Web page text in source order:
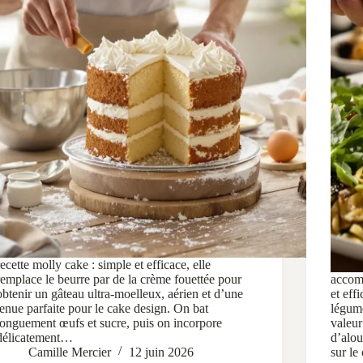
molly cake : simple et efficace, elle
le beurre par de la crème fouettée pour
un gâteau ultra-moelleux, aérien et d’une
parfaite pour le cake design. On bat
œufs et sucre, puis on incorpore
Camille Mercier
12 juin 2026
et
sur